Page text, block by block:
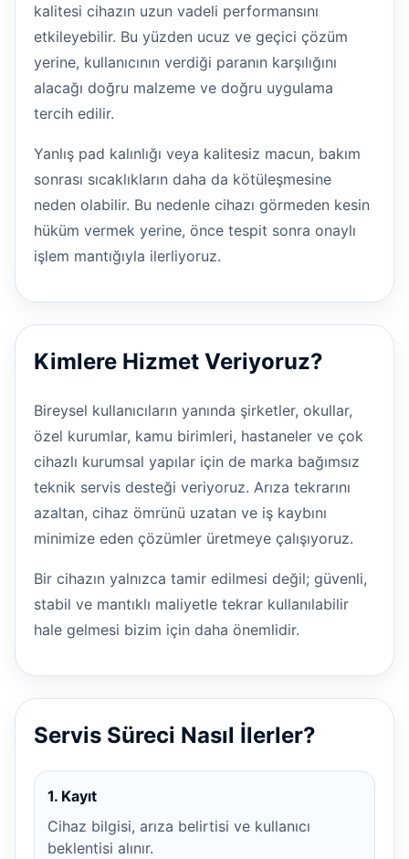
kalitesi cihazın uzun vadeli performansını
etkileyebilir. Bu yüzden ucuz ve geçici çözüm
yerine, kullanıcının verdiği paranın karşılığını
alacağı doğru malzeme ve doğru uygulama
tercih edilir.
Yanlış pad kalınlığı veya kalitesiz macun, bakım
sonrası sıcaklıkların daha da kötüleşmesine
neden olabilir. Bu nedenle cihazı görmeden kesin
hüküm vermek yerine, önce tespit sonra onaylı
işlem mantığıyla ilerliyoruz.
Kimlere Hizmet Veriyoruz?
Bireysel kullanıcıların yanında şirketler, okullar,
özel kurumlar, kamu birimleri, hastaneler ve çok
cihazlı kurumsal yapılar için de marka bağımsız
teknik servis desteği veriyoruz. Arıza tekrarını
azaltan, cihaz ömrünü uzatan ve iş kaybını
minimize eden çözümler üretmeye çalışıyoruz.
Bir cihazın yalnızca tamir edilmesi değil; güvenli,
stabil ve mantıklı maliyetle tekrar kullanılabilir
hale gelmesi bizim için daha önemlidir.
Servis Süreci Nasıl İlerler?
1. Kayıt
Cihaz bilgisi, arıza belirtisi ve kullanıcı
beklentisi alınır.